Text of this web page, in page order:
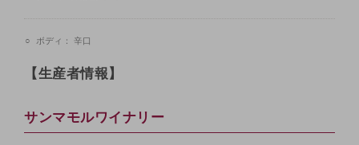
ボディ： 辛口
【生産者情報】
サンマモルワイナリー